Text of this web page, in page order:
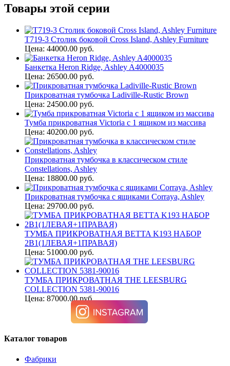
Товары этой серии
T719-3 Столик боковой Cross Island, Ashley Furniture
Цена: 44000.00 руб.
Банкетка Heron Ridge, Ashley A4000035
Цена: 26500.00 руб.
Прикроватная тумбочка Ladiville-Rustic Brown
Цена: 24500.00 руб.
Тумба прикроватная Victoria с 1 ящиком из массива
Цена: 40200.00 руб.
Прикроватная тумбочка в классическом стиле
Constellations, Ashley
Цена: 18800.00 руб.
Прикроватная тумбочка с ящиками Corraya, Ashley
Цена: 29700.00 руб.
ТУМБА ПРИКРОВАТНАЯ BETTA K193 НАБОР
2В1(1ЛЕВАЯ+1ПРАВАЯ)
Цена: 51000.00 руб.
ТУМБА ПРИКРОВАТНАЯ THE LEESBURG
COLLECTION 5381-90016
Цена: 87000.00 руб.
Каталог товаров
Фабрики